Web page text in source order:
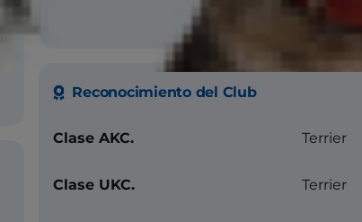
Reconocimiento del Club
Clase AKC. Terrier
Clase UKC. Terrier